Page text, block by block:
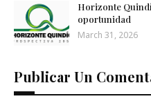
Horizonte
oportunidad
March 31, 2026
Publicar Un